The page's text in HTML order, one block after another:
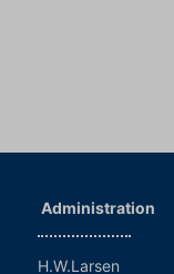
Administration
H.W.Larsen